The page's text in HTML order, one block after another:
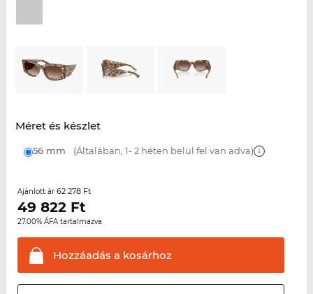
Méret és készlet
56 mm (Általában, 1- 2 héten belül fel van adva)
Ajánlott ár 62 278 Ft
49 822Ft
27.00% ÁFA tartalmazva
Hozzáadás a kosárhoz